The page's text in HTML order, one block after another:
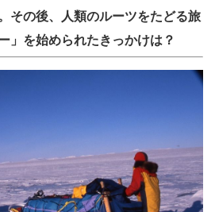
その後、人類のルーツをたどる旅
」を始められたきっかけは？